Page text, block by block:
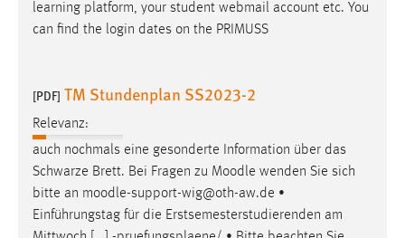
learning platform, your student webmail account etc. You
can find the login dates on the PRIMUSS
[PDF] TM Stundenplan SS2023-2
Relevanz:
auch nochmals eine gesonderte Information über das
Schwarze Brett. Bei Fragen zu Moodle wenden Sie sich
bitte an moodle-support-wig@oth-aw.de •
Einführungstag für die Erstsemesterstudierenden am